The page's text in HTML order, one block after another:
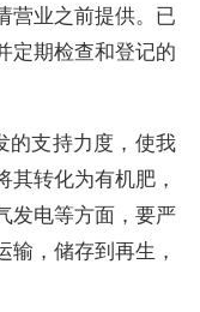
营业之前提供。已
定期检查和登记的
的支持力度，使我
转化为有机肥，
发电等方面，要严
，储存到再生，